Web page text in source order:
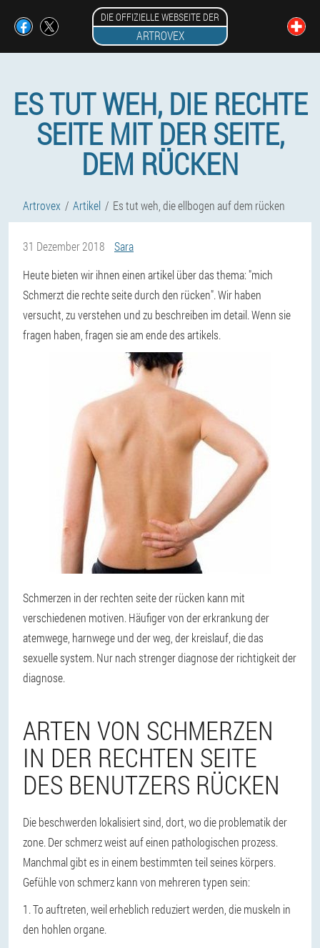
DIE OFFIZIELLE WEBSEITE DER
ARTROVEX
ES TUT WEH, DIE RECHTE
SEITE MIT DER SEITE,
DEM RÜCKEN
Artrovex Artikel Es tut weh, die ellbogen auf dem rücken
31 Dezember 2018
Sara
Heute bieten wir ihnen einen artikel über das thema: "mich
Schmerzt die rechte seite durch den rücken". Wir haben
versucht, zu verstehen und zu beschreiben im detail. Wenn sie
fragen haben, fragen sie am ende des artikels.
Schmerzen in der rechten seite der rücken kann mit
verschiedenen motiven. Häufiger von der erkrankung der
atemwege, harnwege und der weg, der kreislauf, die das
sexuelle system. Nur nach strenger diagnose der richtigkeit der
diagnose.
ARTEN VON SCHMERZEN
IN DER RECHTEN SEITE
DES BENUTZERS RÜCKEN
Die beschwerden lokalisiert sind, dort, wo die problematik der
zone. Der schmerz weist auf einen pathologischen prozess.
Manchmal gibt es in einem bestimmten teil seines körpers.
Gefühle von schmerz kann von mehreren typen sein:
1. To auftreten, weil erheblich reduziert werden, die muskeln in
den hohlen organe.